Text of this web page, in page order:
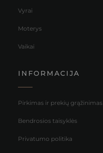
Vyrai
Moterys
Vaikai
INFORMACIJA
Pirkimas ir prekių grąžinimas
Bendrosios taisyklės
Privatumo politika